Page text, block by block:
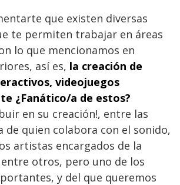
que existen diversas
te permiten trabajar en áreas
lo que mencionamos en
así es, la creación de
videojuegos
¿Fanático/a de estos?
en su creación!, entre las
de quien colabora con el sonido,
artistas encargados de la
otros, pero uno de los
y del que queremos